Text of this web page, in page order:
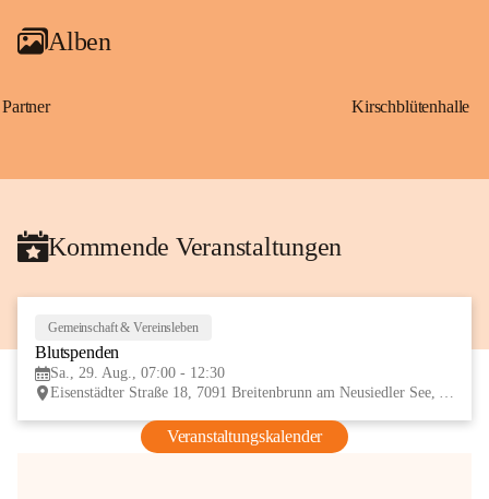
Alben
Partner Kirschblütenhalle
Kommende Veranstaltungen
Gemeinschaft & Vereinsleben
Blutspenden
Sa., 29. Aug., 07:00 - 12:30
Eisenstädter Straße 18, 7091 Breitenbrunn am Neusiedler See, AUT
Veranstaltungskalender